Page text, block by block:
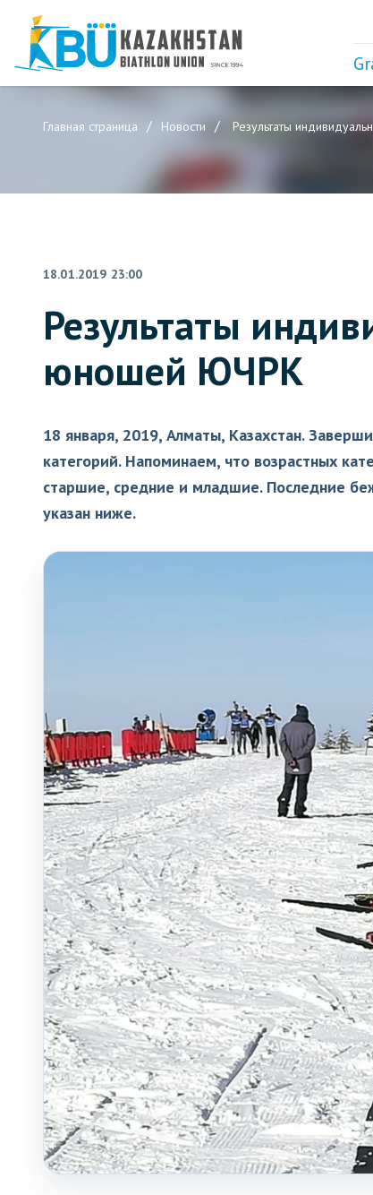
Главная страница Новости Результаты
18.01.2019 23:00
Результаты
юношей ЮЧРК
18 января, 2019, Алматы, Казахстан.
категорий. Напоминаем, что возрастных
старшие, средние и младшие. Последние
указан ниже.